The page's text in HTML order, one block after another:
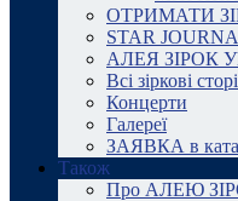
ОТРИМАТИ
STAR
АЛЕЯ ЗІРОК
Всі зіркові
Концерти
Галереї
ЗАЯВКА в
Також
Про АЛЕЮ